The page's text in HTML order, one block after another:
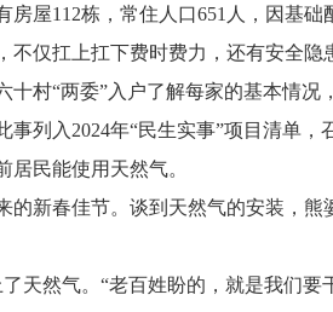
屋112栋，常住人口651人，因基础
仅扛上扛下费时费力，还有安全隐
“两委”入户了解每家的基本情况
列入2024年“民生实事”项目清单
民能使用天然气。
春佳节。谈到天然气的安装，熊
然气。“老百姓盼的，就是我们要